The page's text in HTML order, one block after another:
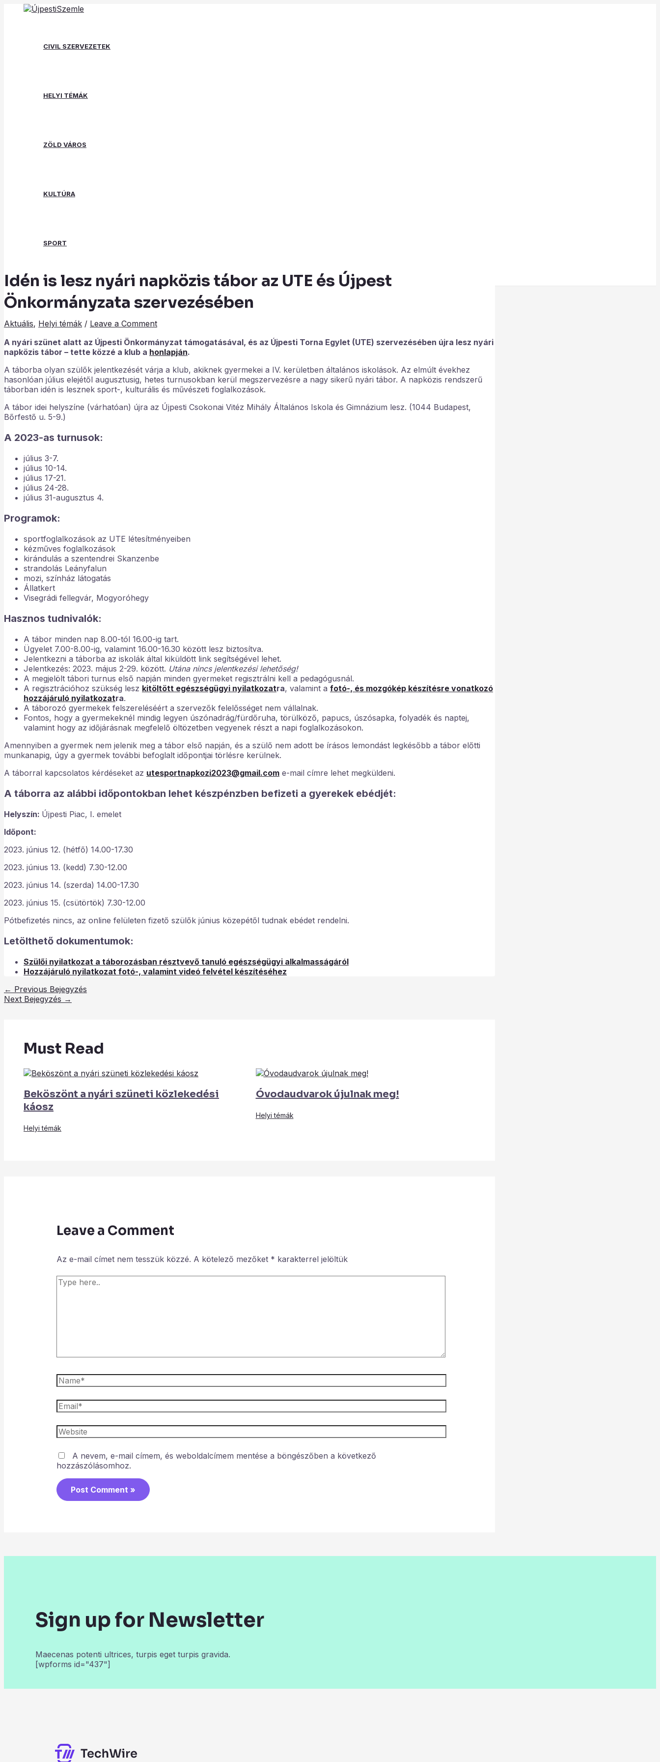
CIVIL SZERVEZETEK
HELYI TÉMÁK
ZÖLD VÁROS
KULTÚRA
SPORT
Search
Idén is lesz nyári napközis tábor az UTE és Újpest
Önkormányzata szervezésében
Aktuális, Helyi témák / Leave a Comment
A nyári szünet alatt az Újpesti Önkormányzat támogatásával, és az Újpesti Torna Egylet (UTE) szervezésében újra lesz nyári
napközis tábor – tette közzé a klub a honlapján.
A táborba olyan szülők jelentkezését várja a klub, akiknek gyermekei a IV. kerületben általános iskolások. Az elmúlt évekhez
hasonlóan július elejétől augusztusig, hetes turnusokban kerül megszervezésre a nagy sikerű nyári tábor. A napközis rendszerű
táborban idén is lesznek sport-, kulturális és művészeti foglalkozások.
A tábor idei helyszíne (várhatóan) újra az Újpesti Csokonai Vitéz Mihály Általános Iskola és Gimnázium lesz. (1044 Budapest,
Bőrfestő u. 5-9.)
A 2023-as turnusok:
július 3-7.
július 10-14.
július 17-21.
július 24-28.
július 31-augusztus 4.
Programok:
sportfoglalkozások az UTE létesítményeiben
kézműves foglalkozások
kirándulás a szentendrei Skanzenbe
strandolás Leányfalun
mozi, színház látogatás
Állatkert
Visegrádi fellegvár, Mogyoróhegy
Hasznos tudnivalók:
A tábor minden nap 8.00-tól 16.00-ig tart.
Ügyelet 7.00-8.00-ig, valamint 16.00-16.30 között lesz biztosítva.
Jelentkezni a táborba az iskolák által kiküldött link segítségével lehet.
Jelentkezés: 2023. május 2-29. között. Utána nincs jelentkezési lehetőség!
A megjelölt tábori turnus első napján minden gyermeket regisztrálni kell a pedagógusnál.
A regisztrációhoz szükség lesz kitöltött egészségügyi nyilatkozatra, valamint a fotó-, és mozgókép készítésre vonatkozó
hozzájáruló nyilatkozatra.
A táborozó gyermekek felszereléséért a szervezők felelősséget nem vállalnak.
Fontos, hogy a gyermekeknél mindig legyen úszónadrág/fürdőruha, törülköző, papucs, úszósapka, folyadék és naptej,
valamint hogy az időjárásnak megfelelő öltözetben vegyenek részt a napi foglalkozásokon.
Amennyiben a gyermek nem jelenik meg a tábor első napján, és a szülő nem adott be írásos lemondást legkésőbb a tábor előtti
munkanapig, úgy a gyermek további befoglalt időpontjai törlésre kerülnek.
A táborral kapcsolatos kérdéseket az utesportnapkozi2023@gmail.com e-mail címre lehet megküldeni.
A táborra az alábbi időpontokban lehet készpénzben befizeti a gyerekek ebédjét:
Helyszín: Újpesti Piac, I. emelet
Időpont:
2023. június 12. (hétfő) 14.00-17.30
2023. június 13. (kedd) 7.30-12.00
2023. június 14. (szerda) 14.00-17.30
2023. június 15. (csütörtök) 7.30-12.00
Pótbefizetés nincs, az online felületen fizető szülők június közepétől tudnak ebédet rendelni.
Letölthető dokumentumok:
Szülői nyilatkozat a táborozásban résztvevő tanuló egészségügyi alkalmasságáról
Hozzájáruló nyilatkozat fotó-, valamint videó felvétel készítéséhez
navigation
← Previous Bejegyzés
Next Bejegyzés →
Must Read
Beköszönt a nyári szüneti közlekedési
káosz
Helyi témák
Óvodaudvarok újulnak meg!
Helyi témák
Leave a Comment
Az e-mail címet nem tesszük közzé. A kötelező mezőket * karakterrel jelöltük
Type
here..
Name*
Email*
Website
A nevem, e-mail címem, és weboldalcímem mentése a böngészőben a következő
hozzászólásomhoz.
Sign up for Newsletter
Maecenas potenti ultrices, turpis eget turpis gravida.
[wpforms id="437"]